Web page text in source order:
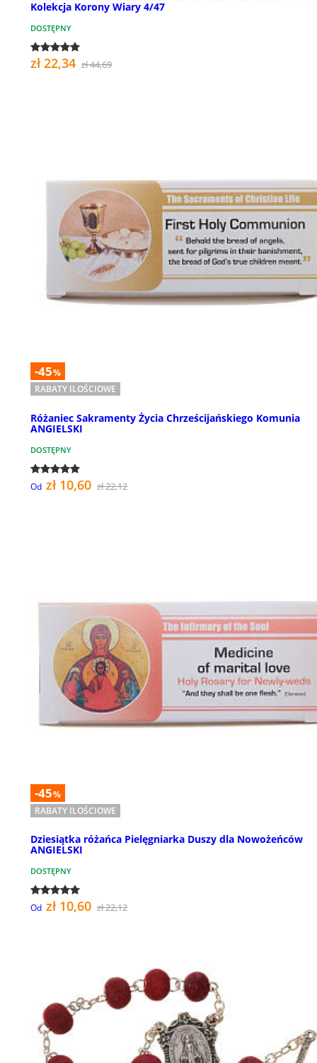
Kolekcja Korony Wiary 4/47
DOSTĘPNY
zł 22,34 zł 44,69
-45%
RABATY ILOŚCIOWE
Różaniec Sakramenty Życia Chrześcijańskiego Komunia
ANGIELSKI
DOSTĘPNY
Od zł 10,60 zł 22,12
-45%
RABATY ILOŚCIOWE
Dziesiątka różańca Pielęgniarka Duszy dla Nowożeńców
ANGIELSKI
DOSTĘPNY
Od zł 10,60 zł 22,12